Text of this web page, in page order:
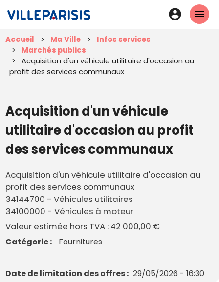
contenu
principal
En-
tête
Accueil Ma Ville
Infos services
Marchés publics
Acquisition d'un véhicule utilitaire d'occasion au
profit des services communaux
Acquisition d'un véhicule
utilitaire d'occasion au profit
des services communaux
Acquisition d'un véhicule utilitaire d'occasion au
profit des services communaux
34144700 - Véhicules utilitaires
34100000 - Véhicules à moteur
Valeur estimée hors TVA : 42 000,00 €
Catégorie Fournitures
Date de limitation des offres 29/05/2026 - 16:30